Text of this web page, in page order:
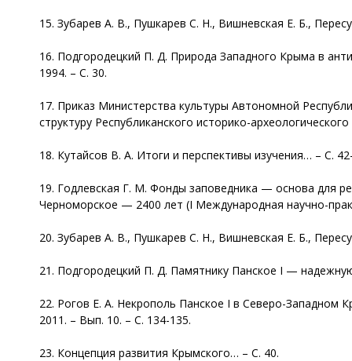
15. Зубарев А. В., Пушкарев С. Н., Вишневская Е. Б.,
16. Подгородецкий П. Д. Природа Западного Крыма в
1994. – С. 30.
17. Приказ Министерства культуры Автономной
структуру Республиканского историко-
18. Кутайсов В. А. Итоги и перспективы изучения… – С.
19. Годлевская Г. М. Фонды заповедника — основа для
Черноморское — 2400 лет (I Международная научно-
20. Зубарев А. В., Пушкарев С. Н., Вишневская Е. Б.,
21. Подгородецкий П. Д. Памятнику Панское I —
22. Рогов Е. А. Некрополь Панское I в Северо-Западном
2011. – Вып. 10. – С. 134-135.
23. Концепция развития Крымского… – С. 40.